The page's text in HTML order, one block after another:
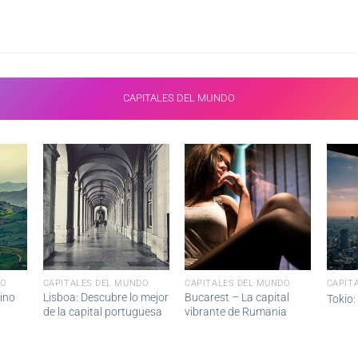
CAPITALES DEL MUNDO
CAPITALES DEL MUNDO
Lisboa: Descubre lo mejor
de la capital portuguesa
CAPITALES DEL MUNDO
Bucarest – La capital
vibrante de Rumania